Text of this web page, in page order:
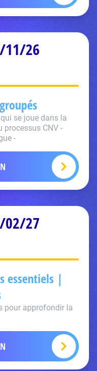
11/26
se joue dans la
processus CNV -
-
02/27
essentiels |
pour approfondir la